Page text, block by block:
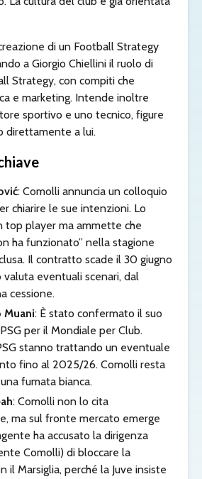
di un Football Strategy
a Giorgio Chiellini il ruolo di
Strategy, con compiti che
e marketing. Intende inoltre
sportivo e uno tecnico, figure
direttamente a lui.
: Comolli annuncia un colloquio
chiarire le sue intenzioni. Lo
top player ma ammette che
ha funzionato” nella stagione
Il contratto scade il 30 giugno
valuta eventuali scenari, dal
cessione.
Muani: È stato confermato il suo
per il Mondiale per Club.
stanno trattando un eventuale
fino al 2025/26. Comolli resta
fumata bianca.
: Comolli non lo cita
ma sul fronte mercato emerge
ha accusato la dirigenza
Comolli) di bloccare la
il Marsiglia, perché la Juve insiste